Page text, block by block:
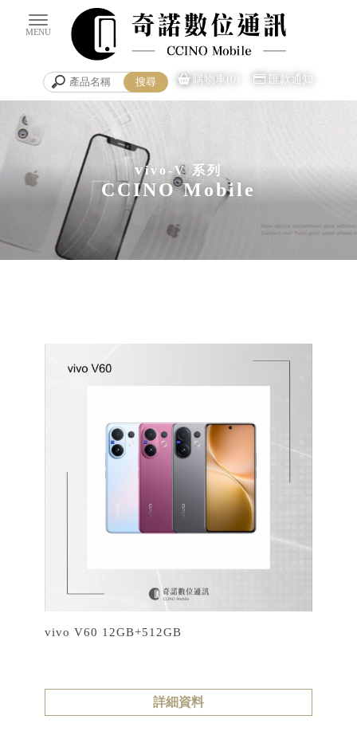
購物車(0) 匯款通知
vivo-V 系列
vivo V60 12GB+512GB
詳細資料